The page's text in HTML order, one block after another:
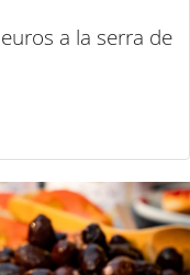
a la serra de